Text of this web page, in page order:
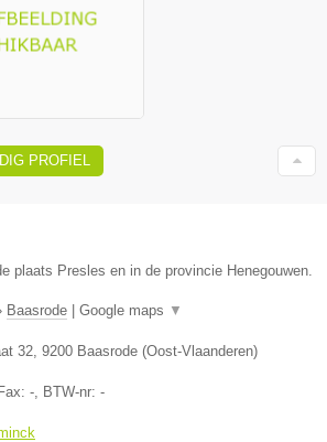
PROFIEL
plaats Presles en in de provincie Henegouwen.
Baasrode Google maps ▼
32 9200 Baasrode (Oost-Vlaanderen)
Fax: - , BTW-nr: -